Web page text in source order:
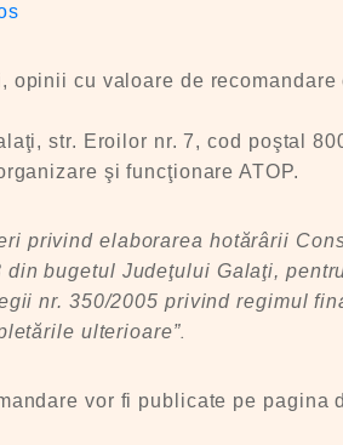
cu valoare de
str. Eroilor nr. 7, cod poştal
şi funcţionare ATOP.
privind elaborarea hotărârii
bugetul Judeţului Galaţi,
nr. 350/2005 privind regimul
ulterioare”.
vor fi publicate pe pagina